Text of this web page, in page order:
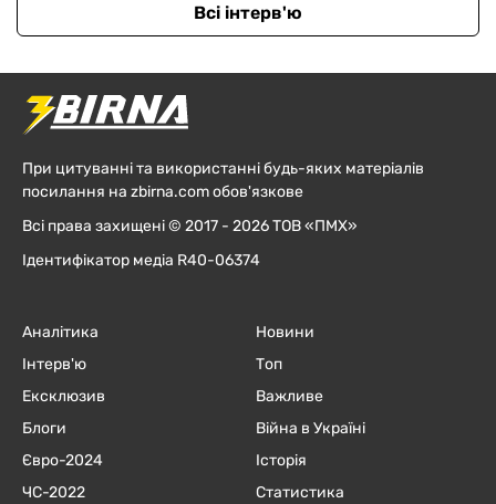
Всі інтерв'ю
При цитуванні та використанні будь-яких матеріалів
посилання на zbirna.com обов'язкове
Всі права захищені © 2017 - 2026 ТОВ «ПМХ»
Ідентифікатор медіа R40-06374
Аналітика
Інтерв'ю
Ексклюзив
Блоги
Євро-2024
ЧC-2022
Новини
Топ
Важливе
Війна в Україні
Історія
Статистика